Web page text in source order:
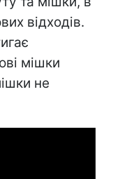
відходів.
мішки
не